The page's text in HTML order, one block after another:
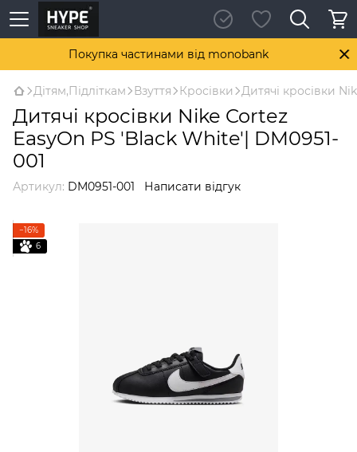
Покупка частинами від monobank
Дітям,Підліткам Взуття Кросівки Дитячі кросівки
Дитячі кросівки Nike Cortez
EasyOn PS 'Black White'| DM0951-
001
Артикул: DM0951-001 Написати відгук
−16%
6